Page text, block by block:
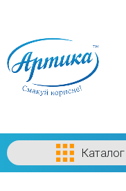
Каталог